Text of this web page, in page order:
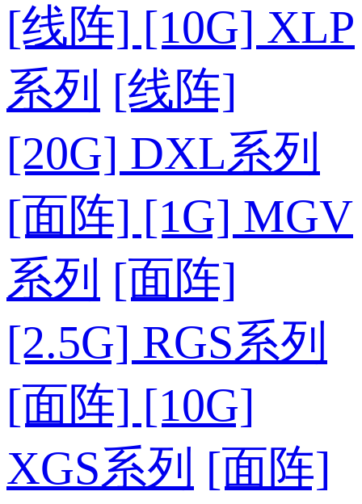
[线阵] [10G] XLP
系列 [线阵]
[20G] DXL系列
[面阵] [1G] MGV
系列 [面阵]
[2.5G] RGS系列
[面阵] [10G]
XGS系列 [面阵]